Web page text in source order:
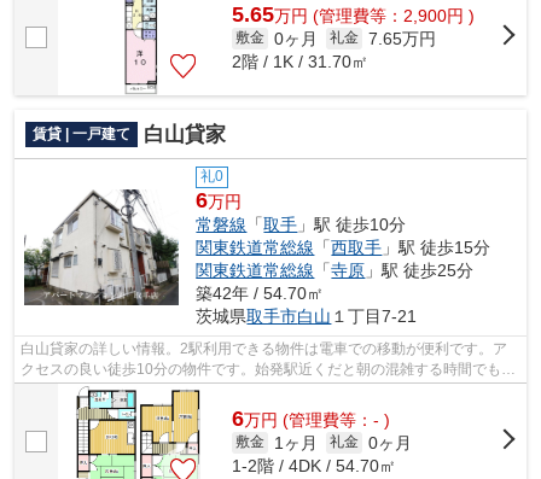
5.65万円 (管理費等：2,900円 )
敷金 0ヶ月 礼金 7.65万円
2階 / 1K / 31.70㎡
賃貸 | 一戸建て 白山貸家
礼0
6万円
常磐線 「取手 」駅 徒歩10分
関東鉄道常総線 「西取手 」駅 徒歩15分
関東鉄道常総線 「寺原 」駅 徒歩25分
築42年 / 54.70㎡
茨城県取手市白山 １丁目7-21
白山貸家の詳しい情報。2駅利用できる物件は電車での移動が便利です。ア
クセスの良い徒歩10分の物件です。始発駅近くだと朝の混雑する時間でも電
車に座りやすいです。物件選びの際は条...
6万円 (管理費等：- )
敷金 1ヶ月 礼金 0ヶ月
1-2階 / 4DK / 54.70㎡